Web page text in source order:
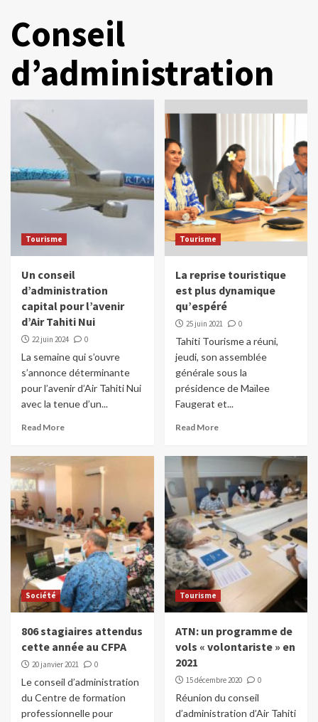
Conseil
d’administration
Tourisme
Un conseil
d’administration
capital pour l’avenir
d’Air Tahiti Nui
22 juin 2024 0
La semaine qui s’ouvre
s’annonce déterminante
pour l’avenir d’Air Tahiti Nui
avec la tenue d’un...
Read More
Tourisme
La reprise touristique
est plus dynamique
qu’espéré
25 juin 2021 0
Tahiti Tourisme a réuni,
jeudi, son assemblée
générale sous la
présidence de Maïlee
Faugerat et...
Read More
Société
806 stagiaires attendus
cette année au CFPA
20 janvier 2021 0
Le conseil d’administration
du Centre de formation
professionnelle pour
Tourisme
ATN: un programme de
vols « volontariste » en
2021
15 décembre 2020 0
Réunion du conseil
d’administration d’Air Tahiti